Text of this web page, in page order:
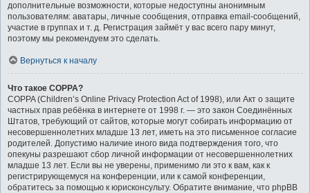
дополнительные возможности, которые недоступны анонимным
пользователям: аватары, личные сообщения, отправка email-сообщений,
участие в группах и т. д. Регистрация займёт у вас всего пару минут,
поэтому мы рекомендуем это сделать.
Вернуться к началу
Что такое COPPA?
COPPA (Children’s Online Privacy Protection Act of 1998), или Акт о защите
частных прав ребёнка в интернете от 1998 г. — это закон Соединённых
Штатов, требующий от сайтов, которые могут собирать информацию от
несовершеннолетних младше 13 лет, иметь на это письменное согласие
родителей. Допустимо наличие иного вида подтверждения того, что
опекуны разрешают сбор личной информации от несовершеннолетних
младше 13 лет. Если вы не уверены, применимо ли это к вам, как к
регистрирующемуся на конференции, или к самой конференции,
обратитесь за помощью к юрисконсульту. Обратите внимание, что phpBB